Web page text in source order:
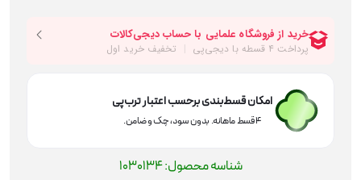
امکان قسط‌بندی برحسب اعتبار ترب‌پی
۴ قسط ماهانه. بدون سود، چک و ضامن.
شناسه محصول:1030134